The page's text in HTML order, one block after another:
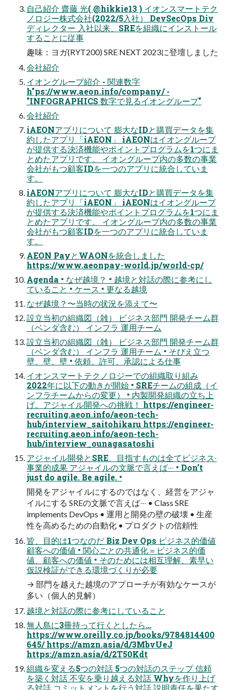
⾃⼰紹介 齋藤 光( @hikkie13 ) イオンスマートテク
ノロジー株式会社(2022/5⼊社） DevSecOps Div
ディレクター ⼊社以来、SREを組織にインストール
することに従事
趣味：ヨガ(RYT200) SRE NEXT 2023に登壇しました
会社紹介
イオングループ紹介 - 関連数字
h"ps://www.aeon.info/company/ -
"INFOGRAPHICS 数字で見るイオングループ"
会社紹介
iAEONアプリについて 膨⼤なIDと購買データを集
約したアプリ「iAEON」 iAEONはイオングループ
が提供する決済機能やポイントプログラムを1つにま
とめたアプリです。 イオングループ内の多数の事業
会社がもつ顧客IDを⼀つのアプリに統合していま
す。
iAEONアプリについて 膨⼤なIDと購買データを集
約したアプリ「iAEON」 iAEONはイオングループ
が提供する決済機能やポイントプログラムを1つにま
とめたアプリです。 イオングループ内の多数の事業
会社がもつ顧客IDを⼀つのアプリに統合していま
す。
AEON PayとWAONを統合しました
https://www.aeonpay-world.jp/world-cp/
Agenda • なぜ越境？ • 越境と対話の際に参考にし
ていること • ケース • 更なる越境
なぜ越境？〜当時の状況を添えて〜
設⽴当初の組織図（雑） ビジネス部⾨ 開発チーム群
（ベンダ含む） インフラ 運⽤チーム
設⽴当初の組織図（雑） ビジネス部⾨ 開発チーム群
（ベンダ含む） インフラ 運⽤チーム • そびえ⽴つ
壁、壁、壁 • 依頼、許可、承認による仕事
イオンスマートテクノロジーでの組織取り組み
2022年に以下の動きが開始 • SREチームの組成（イ
ンフラチームからの変更） • 内製開発組織の⽴ち上
げ。アジャイル開発への挑戦！ https://engineer-
recruiting.aeon.info/aeon-tech-
hub/interview_saitohikaru https://engineer-
recruiting.aeon.info/aeon-tech-
hub/interview_ounagasatoshi
アジャイル開発とSRE、⽬指すものは全てビジネス‧
事業的成果 アジャイルの⽂脈で⾔えば‧‧‧ • Don’t
just do agile. Be agile. •
開発をアジャイルにするのではなく、経営をアジャ
イルにする SREの⽂脈で⾔えば‧‧‧ • Class SRE
implements DevOps • 運⽤と開発の壁の破壊 • ⽣産
性を⾼めるための⾃動化 • プロダクトの信頼性
皆、⽬的は1つなのだ Biz Dev Ops ビジネス的価値
顧客への価値 • 関⼼ごとの共通化＝ビジネス的価
値、顧客への価値 • そのためには相互理解、素早い
仮説検証ができる環境づくりが必要
→ 部⾨を越えた越境のアプローチが有効なケースが
多い（個⼈的⾒解）
越境と対話の際に参考にしていること
無⼈島に3冊持って⾏くとしたら…
https://www.oreilly.co.jp/books/9784814400
645/ https://amzn.asia/d/3MbvUeJ
https://amzn.asia/d/2T50Kdt
組織を変える5つの対話 5つの対話のステップ 信頼
を築く対話 不安を乗り越える対話 Whyを作り上げ
る対話 コミットメントを⾏う対話 説明責任を果たす